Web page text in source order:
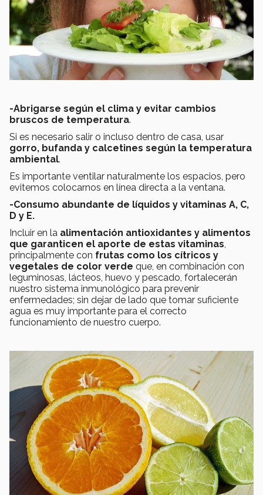
-Abrigarse según el clima y evitar cambios
bruscos de temperatura.
Si es necesario salir o incluso dentro de casa, usar
gorro, bufanda y calcetines según la temperatura
ambiental.
Es importante ventilar naturalmente los espacios, pero
evitemos colocarnos en línea directa a la ventana.
-Consumo abundante de líquidos y vitaminas A, C,
D y E.
Incluir en la alimentación antioxidantes y alimentos
que garanticen el aporte de estas vitaminas,
principalmente con frutas como los cítricos y
vegetales de color verde que, en combinación con
leguminosas, lácteos, huevo y pescado, fortalecerán
nuestro sistema inmunológico para prevenir
enfermedades; sin dejar de lado que tomar suficiente
agua es muy importante para el correcto
funcionamiento de nuestro cuerpo.